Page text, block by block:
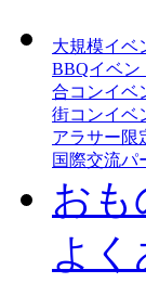
大規模イベ
BBQイベン
合コンイベ
街コンイベ
アラサー限
国際交流パ
おも
よく